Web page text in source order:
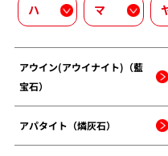
ハ マ
アウイン(アウイナイト)（藍
宝石）
アパタイト（燐灰石）